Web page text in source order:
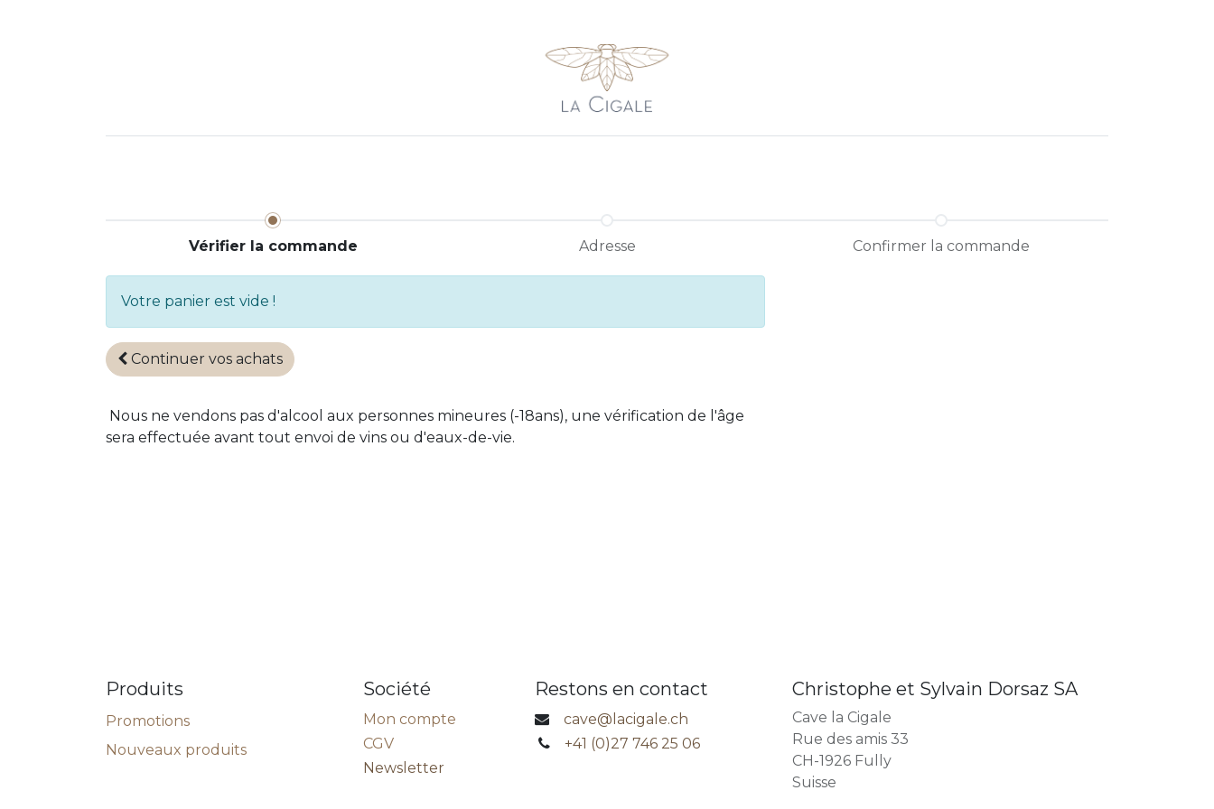
Vérifier la commande Adresse Confirmer la commande
Votre panier est vide !
Continuer vos achats
Nous ne vendons pas d'alcool aux personnes mineures (-18ans), une vérification de l'âge
sera effectuée avant tout envoi de vins ou d'eaux-de-vie.
Produits
Promotions
Nouveaux produits
Société
Mon compte
CGV
Newsletter
Restons en contact
cave@lacigale.ch
+41 (0)27 746 25 06
Christophe et Sylvain Dorsaz SA
Cave la Cigale
Rue des amis 33
CH-1926 Fully
Suisse